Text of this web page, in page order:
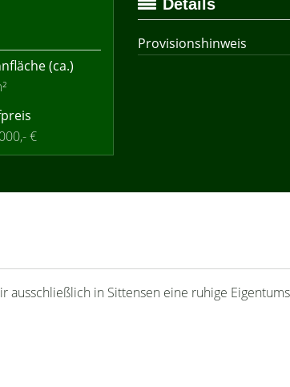
(ca.)
€
Details
Provisionshinweis
ausschließlich in Sittensen eine ruhige